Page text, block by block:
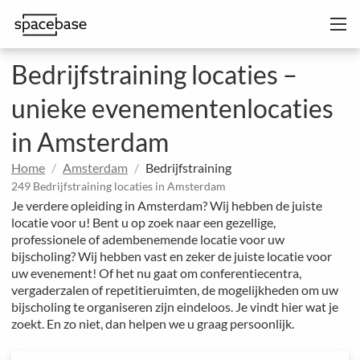
Bedrijfstraining locaties –
unieke evenementenlocaties
in Amsterdam
Home Amsterdam Bedrijfstraining
249 Bedrijfstraining locaties in Amsterdam
Je verdere opleiding in Amsterdam? Wij hebben de juiste
locatie voor u! Bent u op zoek naar een gezellige,
professionele of adembenemende locatie voor uw
bijscholing? Wij hebben vast en zeker de juiste locatie voor
uw evenement! Of het nu gaat om conferentiecentra,
vergaderzalen of repetitieruimten, de mogelijkheden om uw
bijscholing te organiseren zijn eindeloos. Je vindt hier wat je
zoekt. En zo niet, dan helpen we u graag persoonlijk.